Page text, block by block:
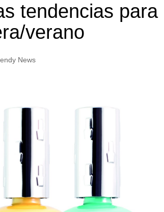
tendencias para
verano
News